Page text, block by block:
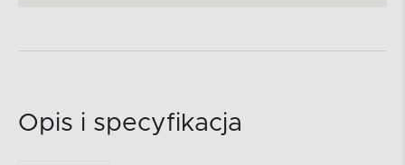
Opis i specyfikacja